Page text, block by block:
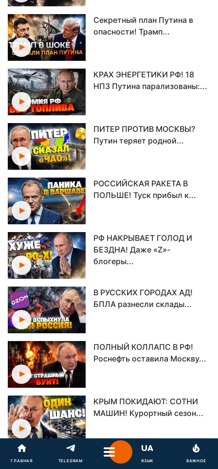
Секретный план Путина в
опасности! Трамп...
КРАХ ЭНЕРГЕТИКИ РФ! 18
НПЗ Путина парализованы:...
ПИТЕР ПРОТИВ МОСКВЫ?
Путин теряет родной...
РОССИЙСКАЯ РАКЕТА В
ПОЛЬШЕ! Туск прибыл к...
РФ НАКРЫВАЕТ ГОЛОД И
БЕЗДНА! Даже «Z»-
блогеры...
В РУССКИХ ГОРОДАХ АД!
БПЛА разнесли склады...
ПОЛНЫЙ КОЛЛАПС В РФ!
Роснефть оставила Москву...
КРЫМ ПОКИДАЮТ: СОТНИ
МАШИН! Курортный сезон...
МОСКВУ В ОСАДУ: Путин
ГЛАВНАЯ TELEGRAM ЯЗЫК ВАЖНОЕ